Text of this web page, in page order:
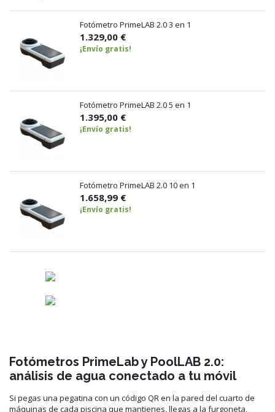
Fotómetro PrimeLAB 2.0 3 en 1
1.329,00 €
¡Envío gratis!
Fotómetro PrimeLAB 2.0 5 en 1
1.395,00 €
¡Envío gratis!
Fotómetro PrimeLAB 2.0 10 en 1
1.658,99 €
¡Envío gratis!
Fotómetros PrimeLab y PoolLAB 2.0:
análisis de agua conectado a tu móvil
Si pegas una pegatina con un código QR en la pared del cuarto de
máquinas de cada piscina que mantienes, llegas a la furgoneta,